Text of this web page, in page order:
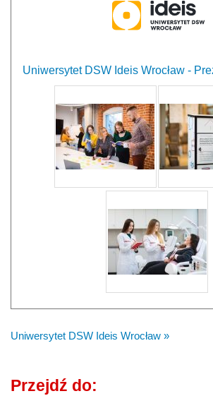
Uniwersytet DSW Ideis Wrocław -
Uniwersytet DSW Ideis Wrocław »
Przejdź do: